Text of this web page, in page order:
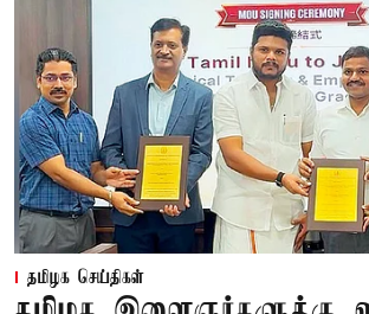
தமிழக செய்திகள்